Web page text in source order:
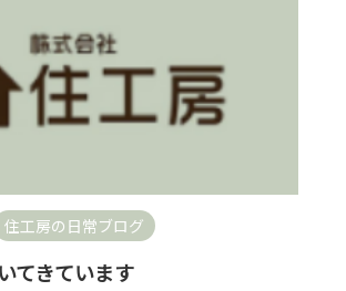
住工房の日常ブログ
てきています